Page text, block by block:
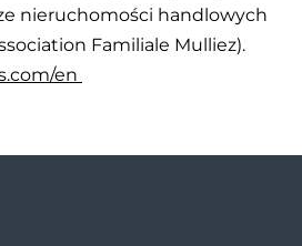
nieruchomości handlowych
Familiale Mulliez).
en